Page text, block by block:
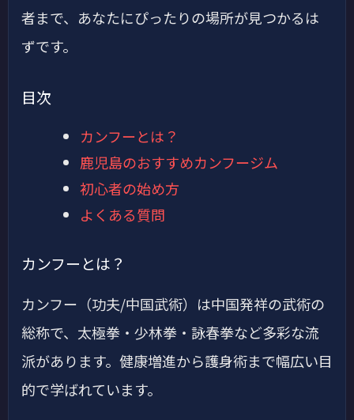
者まで、あなたにぴったりの場所が見つかるは
ずです。
目次
カンフーとは？
鹿児島のおすすめカンフージム
初心者の始め方
よくある質問
カンフーとは？
カンフー（功夫/中国武術）は中国発祥の武術の
総称で、太極拳・少林拳・詠春拳など多彩な流
派があります。健康増進から護身術まで幅広い目
的で学ばれています。